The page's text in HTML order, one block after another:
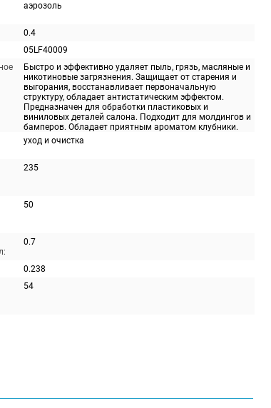
аэрозоль
0.4
05LF40009
Быстро и эффективно удаляет пыль, грязь, масляные и
никотиновые загрязнения. Защищает от старения и
выгорания, восстанавливает первоначальную
структуру, обладает антистатическим эффектом.
Предназначен для обработки пластиковых и
виниловых деталей салона. Подходит для молдингов и
бамперов. Обладает приятным ароматом клубники.
уход и очистка
235
50
0.7
0.238
54